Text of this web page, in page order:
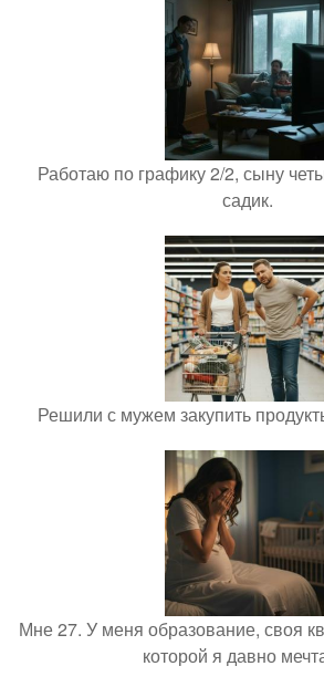
Работаю по графику 2/2, сыну
садик.
Решили с мужем закупить
Мне 27. У меня образование, своя
которой я давно